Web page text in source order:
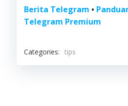
Berita Telegram •
Telegram Premium
Categories: tips